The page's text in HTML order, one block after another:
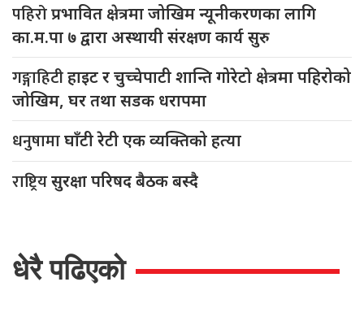
पहिरोप्रभावित क्षेत्रमा जोखिम न्यूनीकरणका लागि
का.म.पा ७ द्वारा अस्थायी संरक्षण कार्य सुरु
गङ्गाहिटीहाइट र चुच्चेपाटी शान्ति गोरेटो क्षेत्रमा पहिरोको
जोखिम, घर तथा सडक धरापमा
धनुषामाघाँटी रेटी एक व्यक्तिको हत्या
राष्ट्रियसुरक्षा परिषद बैठक बस्दै
धेरै पढिएको